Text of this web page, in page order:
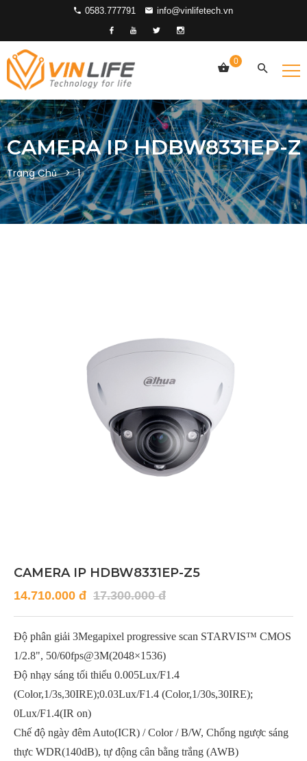
0583.777791 info@vinlifetech.vn
0
CAMERA IP HDBW8331EP-
Trang Chủ 1
CAMERA IP HDBW8331EP-Z5
14.710.000 đ 17.300.000 đ
Độ phân giải 3Megapixel progressive scan STARVIS™ CMOS
1/2.8", 50/60fps@3M(2048×1536)
Độ nhạy sáng tối thiểu 0.005Lux/F1.4
(Color,1/3s,30IRE);0.03Lux/F1.4 (Color,1/30s,30IRE);
0Lux/F1.4(IR on)
Chế độ ngày đêm Auto(ICR) / Color / B/W, Chống ngược sáng
thực WDR(140dB), tự động cân bằng trắng (AWB)